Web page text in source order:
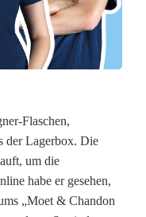
Flaschen,
der Lagerbox. Die
um die
habe er gesehen,
„Moet & Chandon